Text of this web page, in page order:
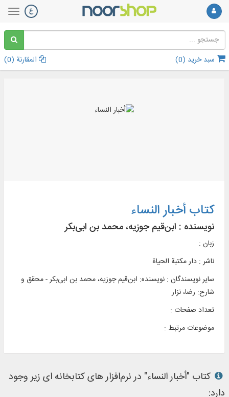
سبد خرید (0
) المقارنة (0
)
کتاب أخبار النساء
نویسنده : ابن‌قیم جوزیه، محمد بن ابی‌بکر
زبان :
ناشر : دار مکتبة الحیاة
سایر نویسندگان : نویسنده: ابن‌قیم جوزیه، محمد بن ابی‌بکر - محقق و
شارح: رضا، نزار
تعداد صفحات :
موضوعات مرتبط :
کتاب "أخبار النساء" در نرم‌افزار های کتابخانه ای زیر وجود
دارد: